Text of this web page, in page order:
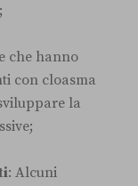
che hanno
con cloasma
la
: Alcuni